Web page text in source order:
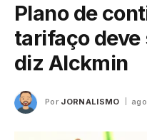
Plano de
tarifaço deve
diz Alckmin
Por JORNALISMO